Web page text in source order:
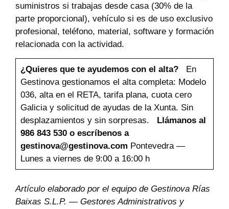
suministros si trabajas desde casa (30% de la
parte proporcional), vehículo si es de uso exclusivo
profesional, teléfono, material, software y formación
relacionada con la actividad.
¿Quieres que te ayudemos con el alta?En
Gestinova gestionamos el alta completa: Modelo
036, alta en el RETA, tarifa plana, cuota cero
Galicia y solicitud de ayudas de la Xunta. Sin
desplazamientos y sin sorpresas. Llámanos al
986 843 530 o escríbenos a
gestinova@gestinova.com Pontevedra —
Lunes a viernes de 9:00 a 16:00 h
Artículo elaborado por el equipo de Gestinova Rías
Baixas S.L.P. — Gestores Administrativos y